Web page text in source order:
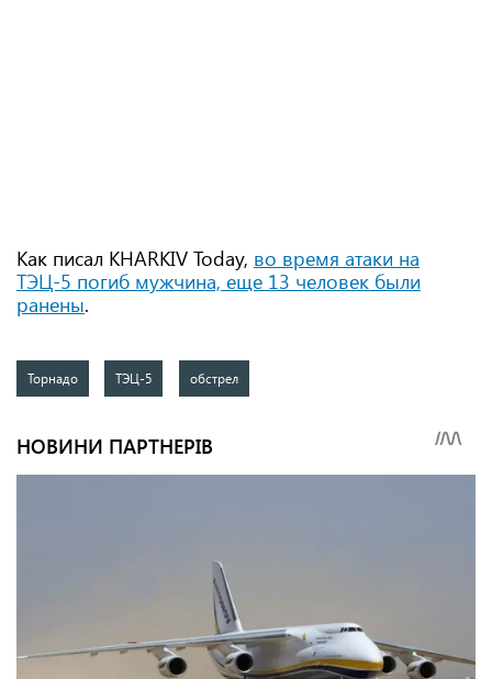
Как писал KHARKIV Today, во время атаки на
ТЭЦ-5 погиб мужчина, еще 13 человек были
ранены.
Торнадо ТЭЦ-5 обстрел